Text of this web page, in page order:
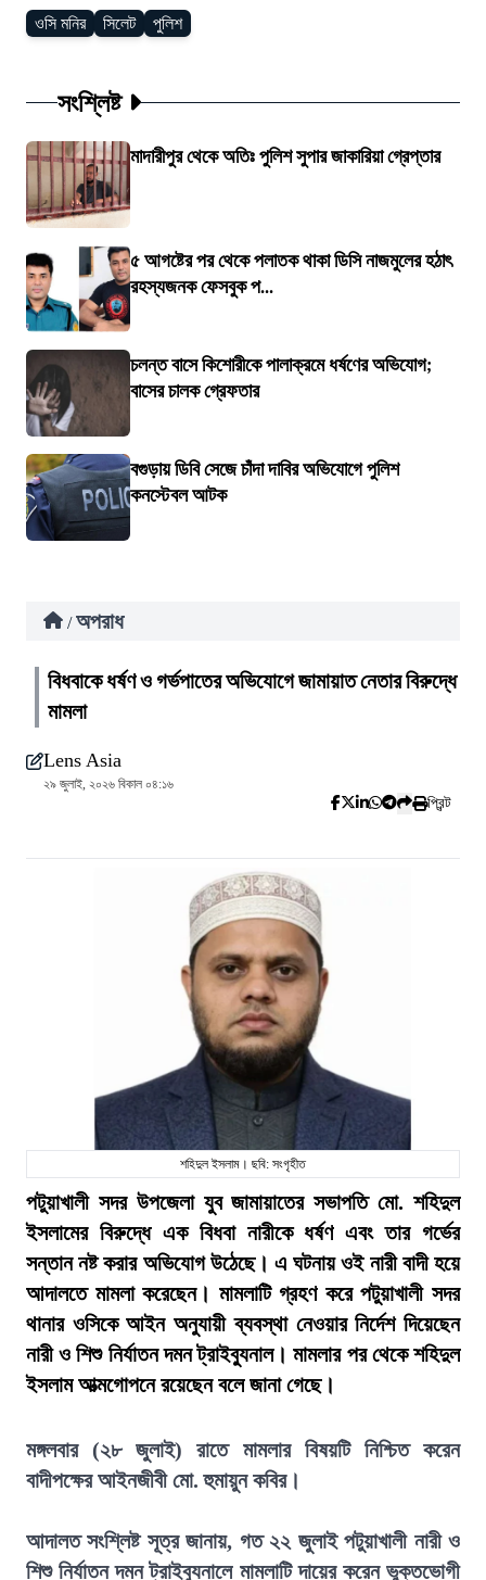
ওসি মনির সিলেট পুলিশ
সংশ্লিষ্ট
মাদারীপুর থেকে অতিঃ পুলিশ সুপার জাকারিয়া গ্রেপ্তার
৫ আগষ্টের পর থেকে পলাতক থাকা ডিসি নাজমুলের হঠাৎ
রহস্যজনক ফেসবুক প...
চলন্ত বাসে কিশোরীকে পালাক্রমে ধর্ষণের অভিযোগ;
বাসের চালক গ্রেফতার
বগুড়ায় ডিবি সেজে চাঁদা দাবির অভিযোগে পুলিশ
কনস্টেবল আটক
/ অপরাধ
বিধবাকে ধর্ষণ ও গর্ভপাতের অভিযোগে জামায়াত নেতার বিরুদ্ধে
মামলা
Lens Asia
২৯ জুলাই, ২০২৬ বিকাল ০৪:১৬
প্রিন্ট
শহিদুল ইসলাম। ছবি: সংগৃহীত
পটুয়াখালী সদর উপজেলা যুব জামায়াতের সভাপতি মো. শহিদুল
ইসলামের বিরুদ্ধে এক বিধবা নারীকে ধর্ষণ এবং তার গর্ভের
সন্তান নষ্ট করার অভিযোগ উঠেছে। এ ঘটনায় ওই নারী বাদী হয়ে
আদালতে মামলা করেছেন। মামলাটি গ্রহণ করে পটুয়াখালী সদর
থানার ওসিকে আইন অনুযায়ী ব্যবস্থা নেওয়ার নির্দেশ দিয়েছেন
নারী ও শিশু নির্যাতন দমন ট্রাইব্যুনাল। মামলার পর থেকে শহিদুল
ইসলাম আত্মগোপনে রয়েছেন বলে জানা গেছে।
মঙ্গলবার (২৮ জুলাই) রাতে মামলার বিষয়টি নিশ্চিত করেন
বাদীপক্ষের আইনজীবী মো. হুমায়ুন কবির।
আদালত সংশ্লিষ্ট সূত্র জানায়, গত ২২ জুলাই পটুয়াখালী নারী ও
শিশু নির্যাতন দমন ট্রাইব্যুনালে মামলাটি দায়ের করেন ভুক্তভোগী